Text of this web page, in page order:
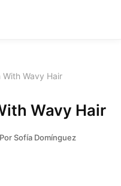
With Wavy Hair
Wavy Hair
Por Sofía Domínguez